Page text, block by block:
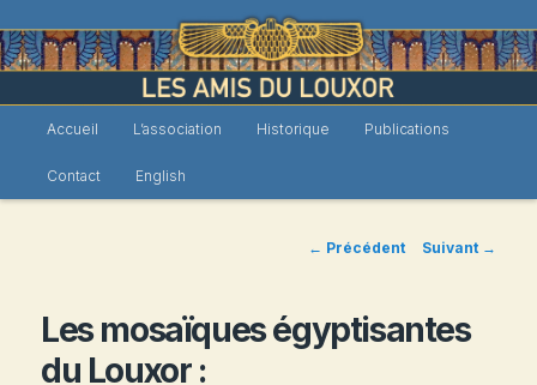
Les Amis du Louxor
Aller
au
Accueil L’association Historique Publications
Contact English
Navigation
← Précédent Suivant →
Les mosaïques égyptisantes
du Louxor :